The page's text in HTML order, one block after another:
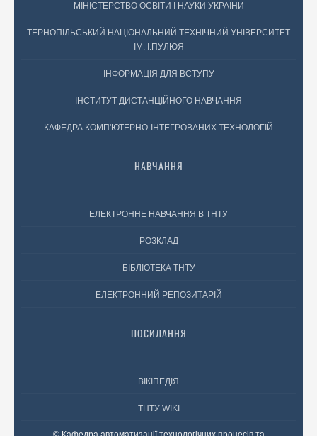
МІНІСТЕРСТВО ОСВІТИ І НАУКИ УКРАЇНИ
ТЕРНОПІЛЬСЬКИЙ НАЦІОНАЛЬНИЙ ТЕХНІЧНИЙ УНІВЕРСИТЕТ
ІМ. І.ПУЛЮЯ
ІНФОРМАЦІЯ ДЛЯ ВСТУПУ
ІНСТИТУТ ДИСТАНЦІЙНОГО НАВЧАННЯ
КАФЕДРА КОМП'ЮТЕРНО-ІНТЕГРОВАНИХ ТЕХНОЛОГІЙ
НАВЧАННЯ
ЕЛЕКТРОННЕ НАВЧАННЯ В ТНТУ
РОЗКЛАД
БІБЛІОТЕКА ТНТУ
ЕЛЕКТРОННИЙ РЕПОЗИТАРІЙ
ПОСИЛАННЯ
ВІКІПЕДІЯ
ТНТУ WIKI